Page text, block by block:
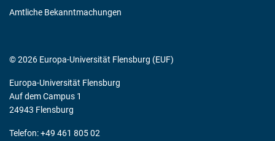
Amtliche Bekanntmachungen
© 2026 Europa-Universität Flensburg (EUF)
Europa-Universität Flensburg
Auf dem Campus 1
24943 Flensburg
Telefon: +49 461 805 02